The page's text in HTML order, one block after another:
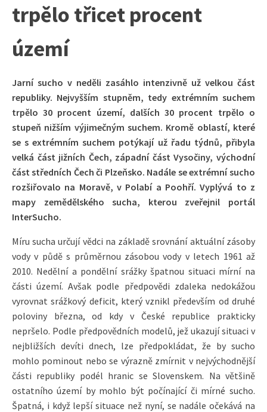
trpělo třicet procent
území
Jarní sucho v neděli zasáhlo intenzivně už velkou část
republiky. Nejvyšším stupněm, tedy extrémním suchem
trpělo 30 procent území, dalších 30 procent trpělo o
stupeň nižším výjimečným suchem. Kromě oblastí, které
se s extrémním suchem potýkají už řadu týdnů, přibyla
velká část jižních Čech, západní část Vysočiny, východní
část středních Čech či Plzeňsko. Nadále se extrémní sucho
rozšiřovalo na Moravě, v Polabí a Poohří. Vyplývá to z
mapy zemědělského sucha, kterou zveřejnil portál
InterSucho.
Míru sucha určují vědci na základě srovnání aktuální zásoby
vody v půdě s průměrnou zásobou vody v letech 1961 až
2010. Nedělní a pondělní srážky špatnou situaci mírní na
části území. Avšak podle předpovědi zdaleka nedokážou
vyrovnat srážkový deficit, který vznikl především od druhé
poloviny března, od kdy v České republice prakticky
nepršelo. Podle předpovědních modelů, jež ukazují situaci v
nejbližších devíti dnech, lze předpokládat, že by sucho
mohlo pominout nebo se výrazně zmírnit v nejvýchodnější
části republiky podél hranic se Slovenskem. Na většině
ostatního území by mohlo být počínající či mírné sucho.
Špatná, i když lepší situace než nyní, se nadále očekává na